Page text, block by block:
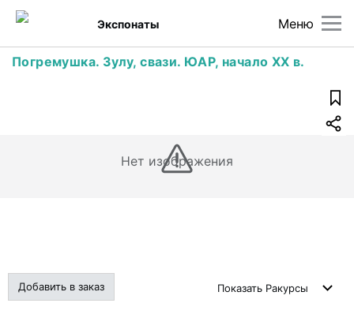
Меню
Экспонаты
Погремушка. Зулу, свази. ЮАР, начало XX в.
Нет изображения
Добавить в заказ Показать Ракурсы